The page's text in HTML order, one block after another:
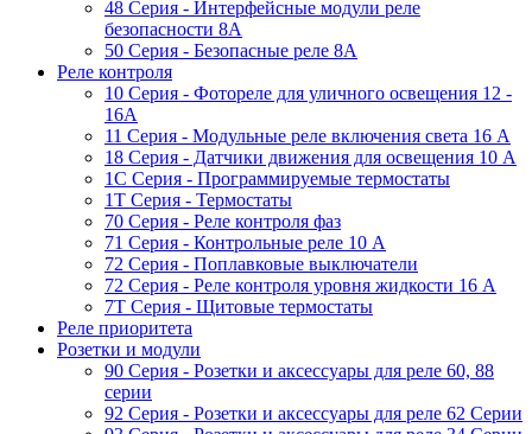
48 Серия - Интерфейсные модули реле
безопасности 8А
50 Серия - Безопасные реле 8А
Реле контроля
10 Серия - Фотореле для уличного освещения 12 -
16A
11 Серия - Модульные реле включения света 16 A
18 Серия - Датчики движения для освещения 10 A
1C Серия - Программируемые термостаты
1Т Серия - Термостаты
70 Серия - Реле контроля фаз
71 Серия - Контрольные реле 10 A
72 Серия - Поплавковые выключатели
72 Серия - Реле контроля уровня жидкости 16 А
7T Серия - Щитовые термостаты
Реле приоритета
Розетки и модули
90 Серия - Розетки и аксессуары для реле 60, 88
cерии
92 Серия - Розетки и аксессуары для реле 62 Серии